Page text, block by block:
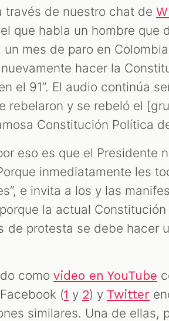
través de nuestro chat de
que habla un hombre que
mes de paro en
hacer la
el 91”. El audio continúa
rebelaron y se rebeló el
Constitución Política
eso es que el Presidente
inmediatamente les
e invita a los y las
la actual
de protesta se debe hacer
como video en YouTube
(1 y 2) y Twitter
similares. Una de ellas,